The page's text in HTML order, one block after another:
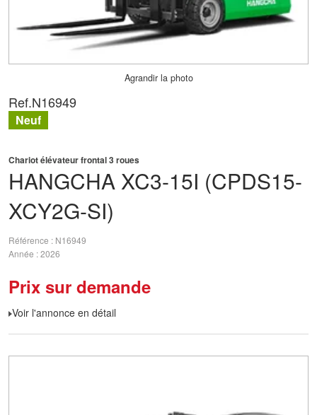
Agrandir la photo
HANGCHA XC3-15I (CPDS15-
XCY2G-SI)
Chariot élévateur frontal 3 roues
Référence
N16949
Année 2026
Prix sur demande
Voir l'annonce en détail
Ref.N16949
Neuf